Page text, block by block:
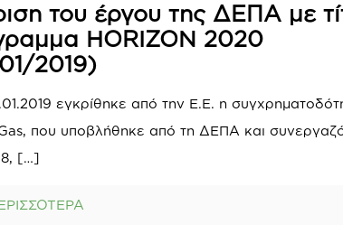
του έργου της ΔΕΠΑ με
HORIZON 2020
2019)
εγκρίθηκε από την Ε.Ε. η
που υποβλήθηκε από τη ΔΕΠΑ και
[…]